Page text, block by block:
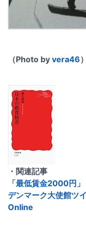
（Photo by vera46）
・関連記事
「最低賃金2000円
デンマーク大使館ツ
Online